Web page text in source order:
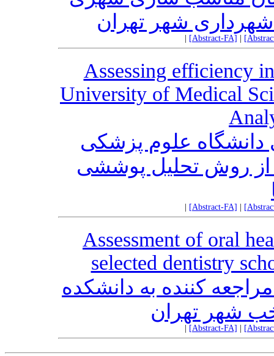
شهرداری شهر تهران
[Abstract-FA]
Assessing efficiency
University of Medical
دانشگاه علوم پزشکی
از روش تحلیل پوششی
[Abstract-FA]
Assessment of oral
selected dentistry
کننده به دانشکده
شهر تهران
[Abstract-FA]